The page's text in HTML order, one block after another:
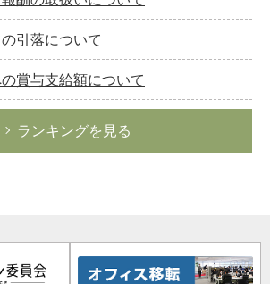
引落について
賞与支給額について
ランキングを見る